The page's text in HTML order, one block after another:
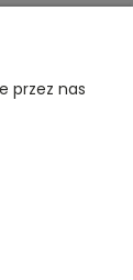
przez nas